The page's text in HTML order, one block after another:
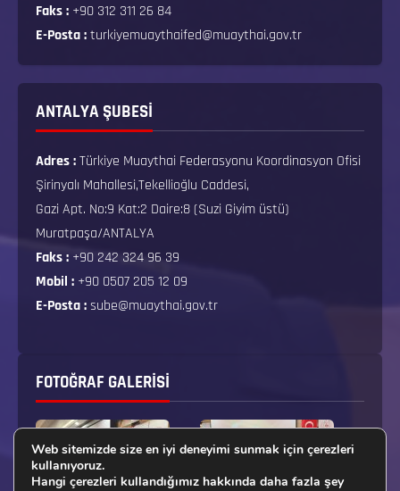
Faks : +90 312 311 26 84
E-Posta :turkiyemuaythaifed@muaythai.gov.tr
ANTALYA ŞUBESİ
Adres :Türkiye Muaythai Federasyonu Koordinasyon Ofisi
Şirinyalı Mahallesi,Tekellioğlu Caddesi,
Gazi Apt. No:9 Kat:2 Daire:8 (Suzi Giyim üstü)
Muratpaşa/ANTALYA
Faks : +90 242 324 96 39
Mobil : +90 0507 205 12 09
E-Posta :sube@muaythai.gov.tr
FOTOĞRAF GALERISI
Web sitemizde size en iyi deneyimi sunmak için çerezleri
kullanıyoruz.
Hangi çerezleri kullandığımız hakkında daha fazla şey